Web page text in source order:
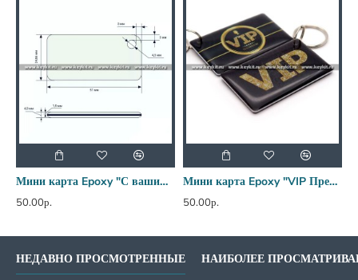
Мини карта Epoxy "С вашим логотипом"
50.00р.
Мини карта Epoxy "VIP Премиум" 50*30 мм
50.00р.
НЕДАВНО ПРОСМОТРЕННЫЕ НАИБОЛЕЕ